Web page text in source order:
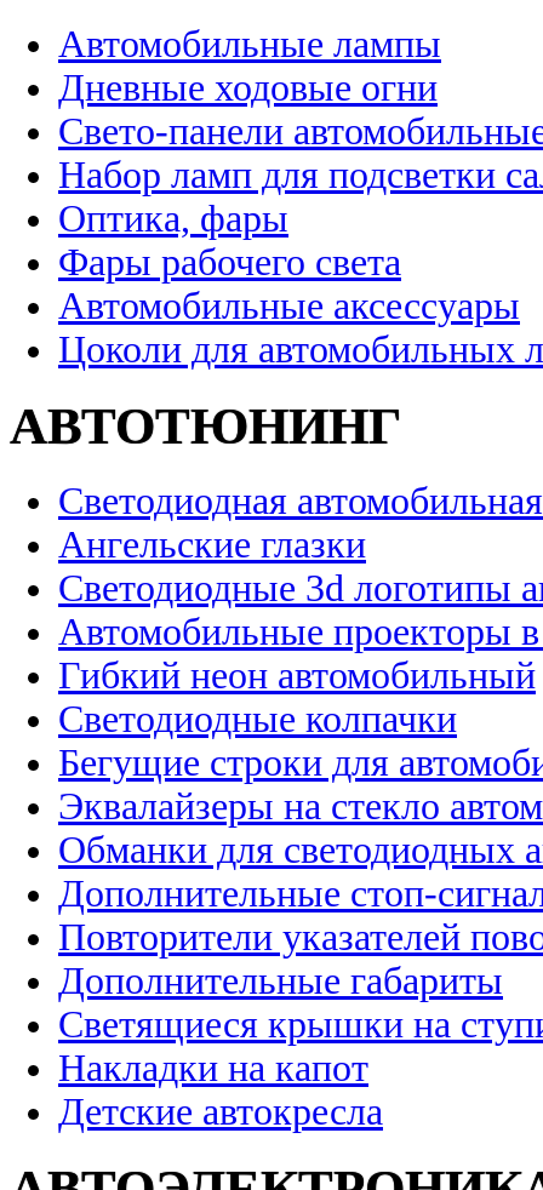
Автомобильные лампы
Дневные ходовые огни
Свето-панели
Набор ламп для подсветки
Оптика, фары
Фары рабочего света
Автомобильные аксессуары
Цоколи для автомобильных
АВТОТЮНИНГ
Светодиодная
Ангельские глазки
Светодиодные 3d логотипы
Автомобильные проекторы
Гибкий неон автомобильный
Светодиодные колпачки
Бегущие строки для
Эквалайзеры на стекло
Обманки для светодиодных
Дополнительные стоп-
Повторители указателей
Дополнительные габариты
Светящиеся крышки на
Накладки на капот
Детские автокресла